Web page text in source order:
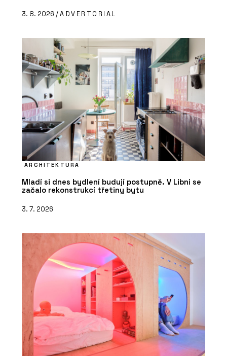
3. 8. 2026 /ADVERTORIAL
ARCHITEKTURA
Mladí si dnes bydlení budují postupně. V Libni se
začalo rekonstrukcí třetiny bytu
3. 7. 2026